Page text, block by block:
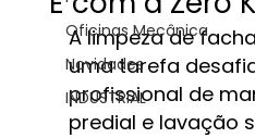
Oficinas Mecânica
Novidades
INDUSTRIAL
A limpeza de
uma tarefa
profissional de
predial e lavação